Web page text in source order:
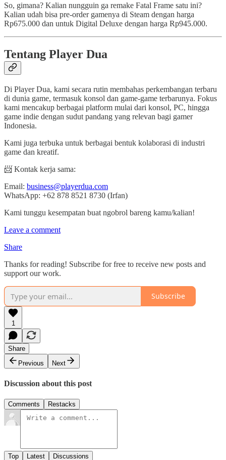
So, gimana? Kalian nungguin ga remake Fatal Frame satu ini?
Kalian udah bisa pre-order gamenya di Steam dengan harga
Rp675.000 dan untuk Digital Deluxe dengan harga Rp945.000.
Tentang Player Dua
Di Player Dua, kami secara rutin membahas perkembangan terbaru
di dunia game, termasuk konsol dan game-game terbarunya. Fokus
kami mencakup berbagai platform mulai dari konsol, PC, hingga
game indie dengan sudut pandang yang relevan bagi gamer
Indonesia.
Kami juga terbuka untuk berbagai bentuk kolaborasi di industri
game dan kreatif.
📨 Kontak kerja sama:
Email: business@playerdua.com
WhatsApp: +62 878 8521 8730 (Irfan)
Kami tunggu kesempatan buat ngobrol bareng kamu/kalian!
Leave a comment
Share
Thanks for reading! Subscribe for free to receive new posts and
support our work.
Subscribe
1
Share
Previous
Next
Discussion about this post
Comments Restacks
Top Latest Discussions